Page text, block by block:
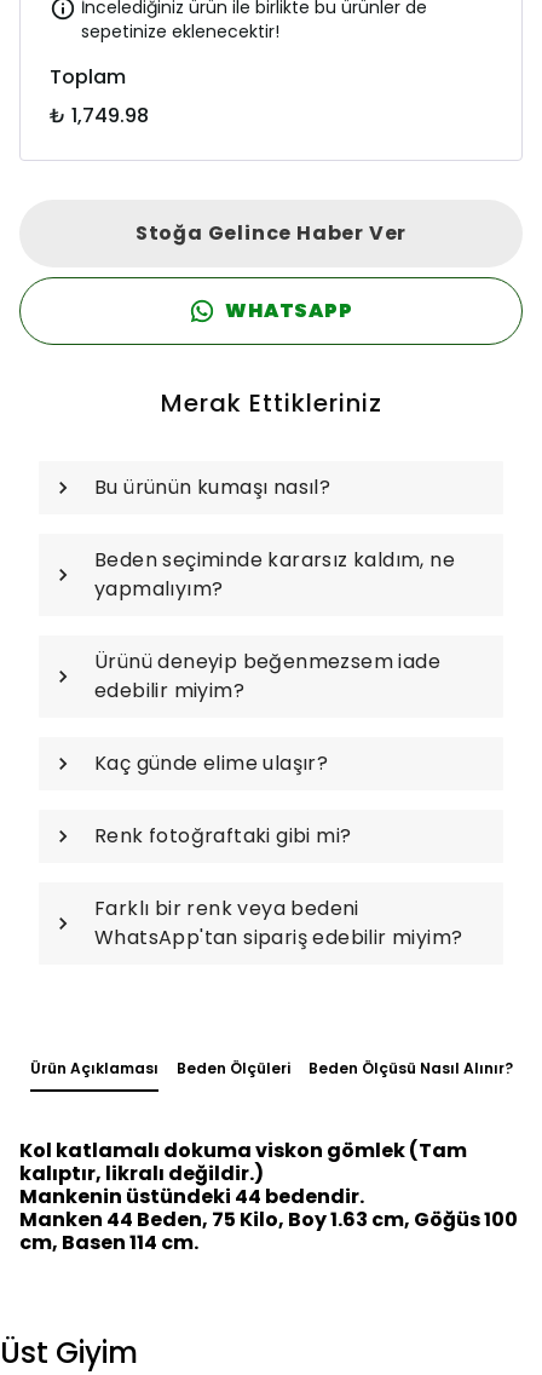
İncelediğiniz ürün ile birlikte bu ürünler de
sepetinize eklenecektir!
Toplam
₺ 1,749.98
Stoğa Gelince Haber Ver
WHATSAPP
Merak Ettikleriniz
Bu ürünün kumaşı nasıl?
Beden seçiminde kararsız kaldım, ne
yapmalıyım?
Ürünü deneyip beğenmezsem iade
edebilir miyim?
Kaç günde elime ulaşır?
Renk fotoğraftaki gibi mi?
Farklı bir renk veya bedeni
WhatsApp'tan sipariş edebilir miyim?
Ürün Açıklaması Beden Ölçüleri Beden Ölçüsü Nasıl Alınır?
Kol katlamalı dokuma viskon gömlek (Tam
kalıptır, likralı değildir.)
Mankenin üstündeki 44 bedendir.
Manken 44 Beden, 75 Kilo, Boy 1.63 cm, Göğüs 100
cm, Basen 114 cm.
Üst Giyim